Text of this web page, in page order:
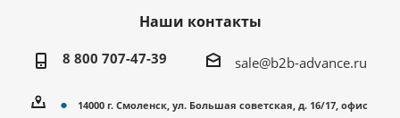
Наши контакты
8 800 707-47-39 sale@b2b-advance.ru
14000 г. Смоленск, ул. Большая советская, д. 16/17, офис